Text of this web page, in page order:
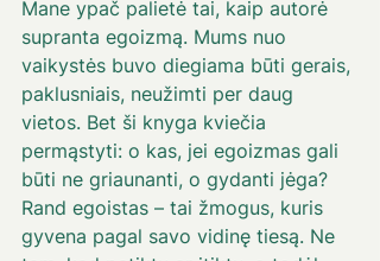
Mane ypač palietė tai, kaip autorė
supranta egoizmą. Mums nuo
vaikystės buvo diegiama būti gerais,
paklusniais, neužimti per daug
vietos. Bet ši knyga kviečia
permąstyti: o kas, jei egoizmas gali
būti ne griaunanti, o gydanti jėga?
Rand egoistas – tai žmogus, kuris
gyvena pagal savo vidinę tiesą. Ne